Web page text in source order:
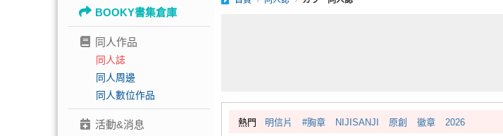
BOOKY書集倉庫
同人作品
同人誌
同人周邊
同人數位作品
活動&消息 熱門 明信片 #胸章 NIJISANJI 原創 徽章 2026